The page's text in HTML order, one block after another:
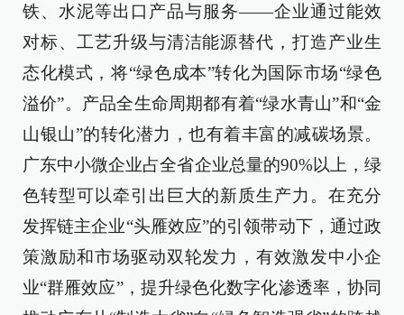
铁、水泥等出口产品与服务——企业通过能效
对标、工艺升级与清洁能源替代，打造产业生
态化模式，将“绿色成本”转化为国际市场“绿色
溢价”。产品全生命周期都有着“绿水青山”和“金
山银山”的转化潜力，也有着丰富的减碳场景。
广东中小微企业占全省企业总量的90%以上，绿
色转型可以牵引出巨大的新质生产力。在充分
发挥链主企业“头雁效应”的引领带动下，通过政
策激励和市场驱动双轮发力，有效激发中小企
业“群雁效应”，提升绿色化数字化渗透率，协同